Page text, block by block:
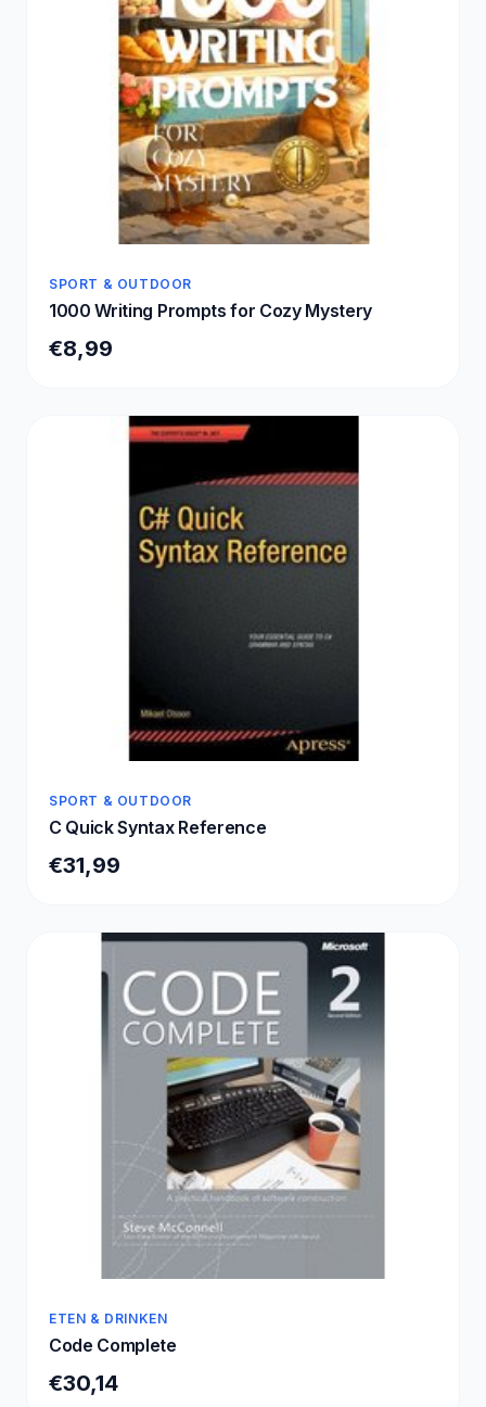
SPORT & OUTDOOR
1000 Writing Prompts for Cozy Mystery
€8,99
SPORT & OUTDOOR
C Quick Syntax Reference
€31,99
ETEN & DRINKEN
Code Complete
€30,14